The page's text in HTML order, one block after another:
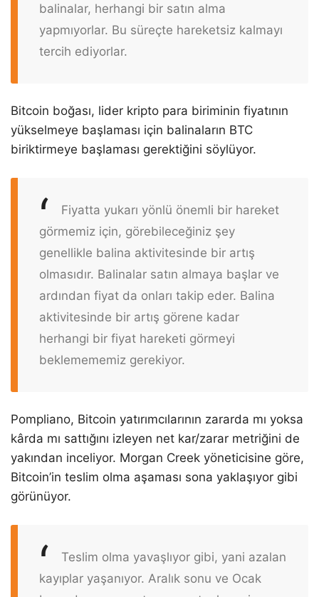
balinalar, herhangi bir satın alma
yapmıyorlar. Bu süreçte hareketsiz kalmayı
tercih ediyorlar.
Bitcoin boğası, lider kripto para biriminin fiyatının
yükselmeye başlaması için balinaların BTC
biriktirmeye başlaması gerektiğini söylüyor.
Fiyatta yukarı yönlü önemli bir hareket
görmemiz için, görebileceğiniz şey
genellikle balina aktivitesinde bir artış
olmasıdır. Balinalar satın almaya başlar ve
ardından fiyat da onları takip eder. Balina
aktivitesinde bir artış görene kadar
herhangi bir fiyat hareketi görmeyi
beklemememiz gerekiyor.
Pompliano, Bitcoin yatırımcılarının zararda mı yoksa
kârda mı sattığını izleyen net kar/zarar metriğini de
yakından inceliyor. Morgan Creek yöneticisine göre,
Bitcoin’in teslim olma aşaması sona yaklaşıyor gibi
görünüyor.
Teslim olma yavaşlıyor gibi, yani azalan
kayıplar yaşanıyor. Aralık sonu ve Ocak